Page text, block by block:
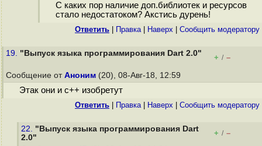
C каких пор наличие доп.библиотек и ресурсов
стало недостатоком? Акстись дурень!
Ответить Правка| Наверх Cообщить модератору
19. "Выпуск языка программирования Dart 2.0" + / –
Сообщение от Аноним (20), 08-Авг-18, 12:59
Этак они и с++ изобретут
Ответить Правка| Наверх Cообщить модератору
22. "Выпуск языка программирования Dart
2.0"
+ / –